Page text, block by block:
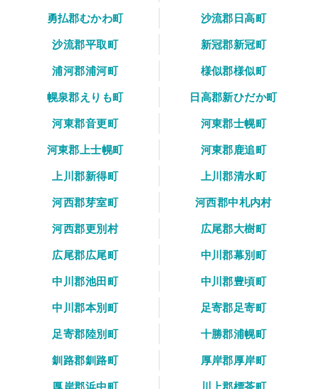
勇払郡むかわ町
沙流郡日高町
沙流郡平取町
新冠郡新冠町
浦河郡浦河町
様似郡様似町
幌泉郡えりも町
日高郡新ひだか町
河東郡音更町
河東郡士幌町
河東郡上士幌町
河東郡鹿追町
上川郡新得町
上川郡清水町
河西郡芽室町
河西郡中札内村
河西郡更別村
広尾郡大樹町
広尾郡広尾町
中川郡幕別町
中川郡池田町
中川郡豊頃町
中川郡本別町
足寄郡足寄町
足寄郡陸別町
十勝郡浦幌町
釧路郡釧路町
厚岸郡厚岸町